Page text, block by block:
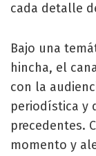
cada detalle
Bajo una
hincha, el
con la
periodística y
precedentes.
momento y